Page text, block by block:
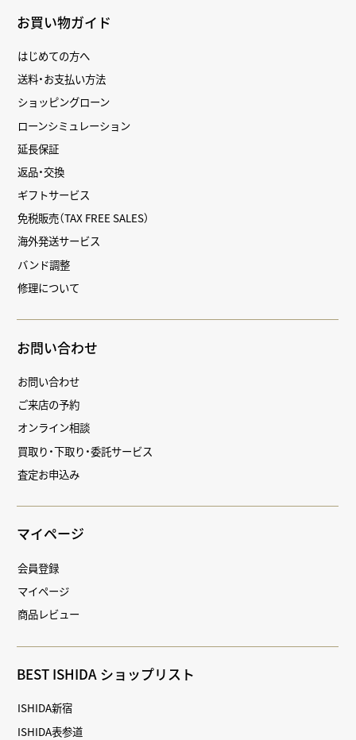
お買い物ガイド
はじめての方へ
送料・お支払い方法
ショッピングローン
ローンシミュレーション
延長保証
返品・交換
ギフトサービス
免税販売（TAX FREE SALES）
海外発送サービス
バンド調整
修理について
お問い合わせ
お問い合わせ
ご来店の予約
オンライン相談
買取り・下取り・委託サービス
査定お申込み
マイページ
会員登録
マイページ
商品レビュー
BEST ISHIDA ショップリスト
ISHIDA新宿
ISHIDA表参道